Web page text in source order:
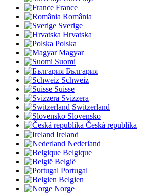
France
România
Sverige
Hrvatska
Polska
Magyar
Suomi
България
Schweiz
Suisse
Svizzera
Switzerland
Slovensko
Česká republika
Ireland
Nederland
Belgique
België
Portugal
Belgien
Norge